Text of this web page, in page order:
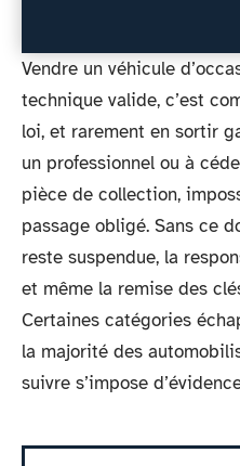
Vendre un véhicule
technique valide, c’est
loi, et rarement en sortir
un professionnel ou à
pièce de collection,
passage obligé. Sans ce
reste suspendue, la
et même la remise des
Certaines catégories
la majorité des
suivre s’impose